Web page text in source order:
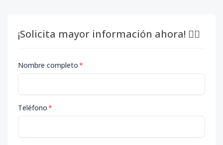
¡Solicita mayor información ahora! 👇🏽
Nombre completo*
Teléfono*